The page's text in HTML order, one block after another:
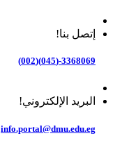
إتصل بنا!
3368069-(045)(002)
البريد الإلكتروني!
info.portal@dmu.edu.eg